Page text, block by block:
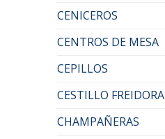
CENICEROS
CENTROS DE MESA
CEPILLOS
CESTILLO FREIDORA
CHAMPAÑERAS